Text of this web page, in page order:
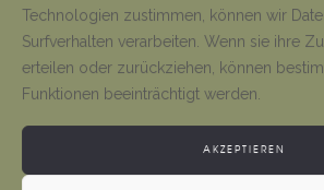
Technologien zustimmen, können wir
Surfverhalten verarbeiten. Wenn sie ihre
erteilen oder zurückziehen, können
Funktionen beeinträchtigt werden.
AKZEPTIEREN
Gottesdienste und
Tino Jäger 1. August 2026